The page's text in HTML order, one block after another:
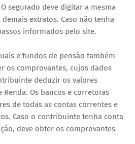
segurado deve digitar a mesma
extratos. Caso não tenha
informados pelo site.
e fundos de pensão também
os comprovantes, cujos dados
deduzir os valores
Os bancos e corretoras
de todas as contas correntes e
Caso o contribuinte tenha conta
deve obter os comprovantes